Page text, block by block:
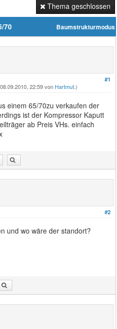
Thema geschlossen
Baumstrukturmodus
70
#1
22:59 von Hartmut.)
einem 65/70zu verkaufen der
ist der Kompressor Kaputt
ab Preis VHs. einfach
#2
und wo wäre der standort?